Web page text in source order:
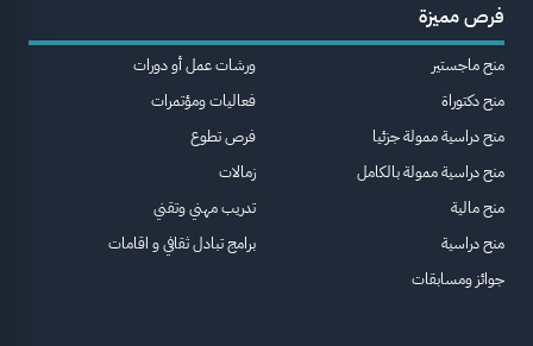
فرص مميزة
منح ماجستير
منح دكتوراة
منح دراسية ممولة جزئيا
منح دراسية ممولة بالكامل
منح مالية
منح دراسية
جوائز ومسابقات
ورشات عمل أو دورات
فعاليات ومؤتمرات
فرص تطوع
زمالات
تدريب مهني وتقني
برامج تبادل ثقافي و اقامات